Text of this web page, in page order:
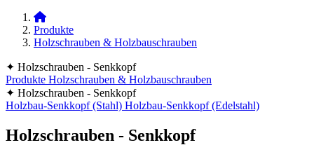
Produkte
Holzschrauben & Holzbauschrauben
✦ Holzschrauben - Senkkopf
Produkte Holzschrauben & Holzbauschrauben
✦ Holzschrauben - Senkkopf
Holzbau-Senkkopf (Stahl) Holzbau-Senkkopf (Edelstahl)
Holzschrauben - Senkkopf